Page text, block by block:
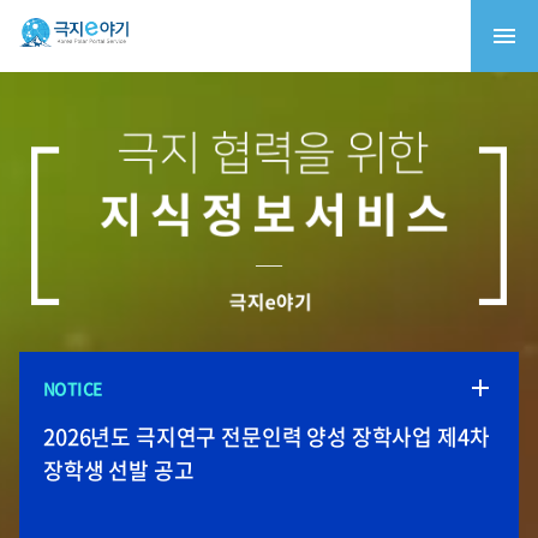
NOTICE
2026 청소년 북극연구체험단 (21C 다산주니어)
1차 심사 합격자 발표
북극항로 정책토론회: 북극항로, 속도전이 아닌
책임의 항로
극지환경재현실용화센터 입주기업 모집
극지연구소, 2026-27년 남극과학기지 월동연구대
모집
2026년도 극지연구 전문인력 양성 장학사업 제4차
장학생 선발 공고